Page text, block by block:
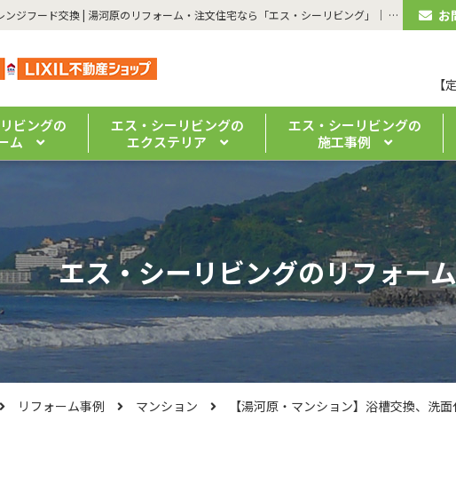
| 【湯河原・マンション】浴槽交換、洗面化粧台交換、レンジフード交換 | 湯河原のリフォーム・注文住宅なら「エス・シーリビング」｜ 真鶴・熱海の新築・リノベーションもお任せください お
【
ビングの
ム
エス・シーリビングの
エクステリア
エス・シーリビングの
施工事例
エス・シーリビングのリフォーム
リフォーム事例 マンション 【湯河原・マンション】浴槽交換、洗